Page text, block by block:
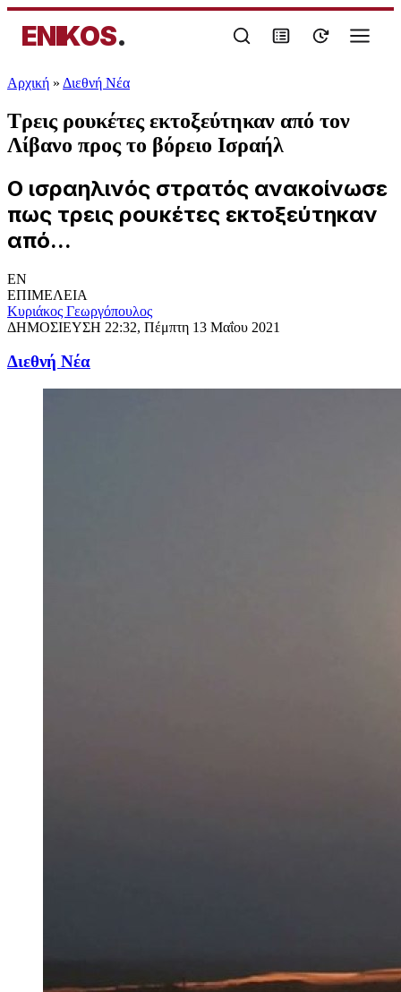
ENIKOS.
Αρχική » Διεθνή Νέα
Τρεις ρουκέτες εκτοξεύτηκαν από τον
Λίβανο προς το βόρειο Ισραήλ
Ο ισραηλινός στρατός ανακοίνωσε
πως τρεις ρουκέτες εκτοξεύτηκαν
από...
EN
ΕΠΙΜΕΛΕΙΑ
Κυριάκος Γεωργόπουλος
ΔΗΜΟΣΙΕΥΣΗ 22:32, Πέμπτη 13 Μαΐου 2021
Διεθνή Νέα